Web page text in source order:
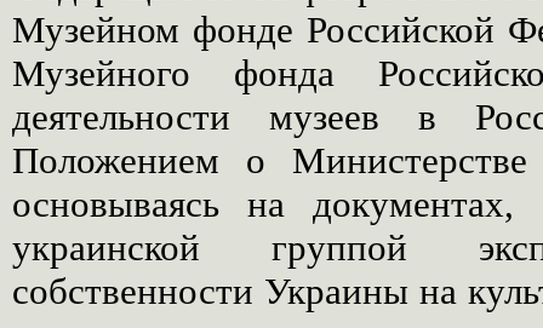
Музейном фонде Российской
Музейного фонда
деятельности музеев в
Положением о
основываясь на документах,
украинской группой
собственности Украины на